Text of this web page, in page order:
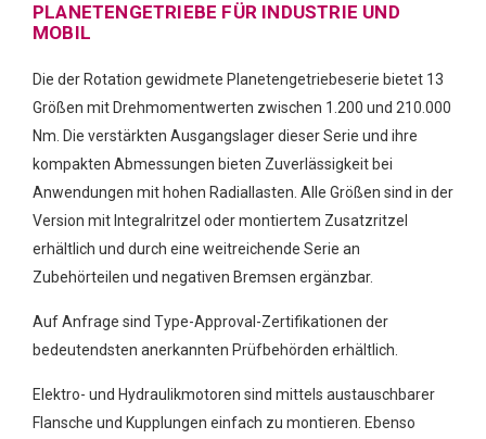
PLANETENGETRIEBE FÜR INDUSTRIE UND
MOBIL
Die der Rotation gewidmete Planetengetriebeserie bietet 13
Größen mit Drehmomentwerten zwischen 1.200 und 210.000
Nm. Die verstärkten Ausgangslager dieser Serie und ihre
kompakten Abmessungen bieten Zuverlässigkeit bei
Anwendungen mit hohen Radiallasten. Alle Größen sind in der
Version mit Integralritzel oder montiertem Zusatzritzel
erhältlich und durch eine weitreichende Serie an
Zubehörteilen und negativen Bremsen ergänzbar.
Auf Anfrage sind Type-Approval-Zertifikationen der
bedeutendsten anerkannten Prüfbehörden erhältlich.
Elektro- und Hydraulikmotoren sind mittels austauschbarer
Flansche und Kupplungen einfach zu montieren. Ebenso